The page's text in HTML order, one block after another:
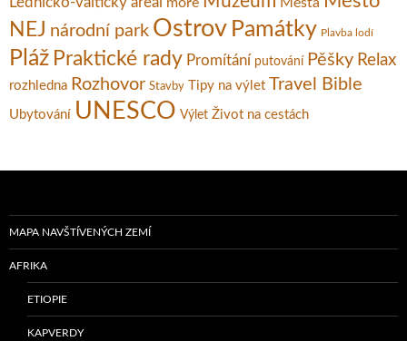
NEJ národní park Ostrov Památky Plavba lodí
Pláž Praktické rady Promítání putování Pěšky Relax
rozhledna Rozhovor Stavby Tipy na výlet Travel Bible
Ubytování UNESCO Výlet Život na cestách
MAPA NAVŠTÍVENÝCH ZEMÍ
AFRIKA
ETIOPIE
KAPVERDY